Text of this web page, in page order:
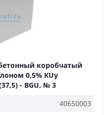
коробчатый
0,5% КUу
- BGU, № 3
40650003